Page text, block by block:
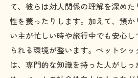
て、彼らは対人関係の理解を深め
性を養ったりします。加えて、預
い主が忙しい時や旅行中でも安心
られる環境が整います。ペットシッ
は、専門的な知識を持った人がし